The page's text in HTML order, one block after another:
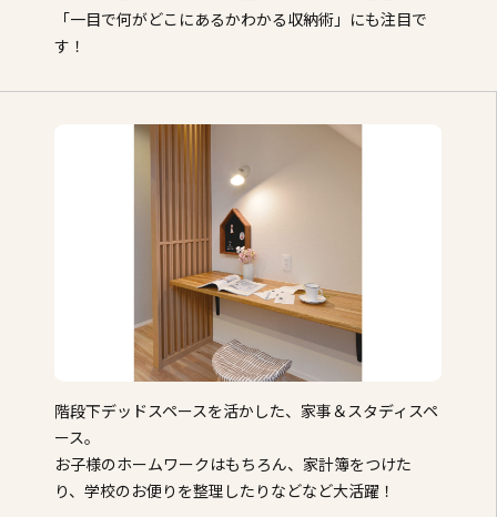
「一目で何がどこにあるかわかる収納術」にも注目で
す！
階段下デッドスペースを活かした、家事＆スタディスペ
ース。
お子様のホームワークはもちろん、家計簿をつけた
り、学校のお便りを整理したりなどなど大活躍！